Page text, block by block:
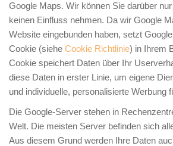
Google Maps. Wir können Sie darüber
keinen Einfluss nehmen. Da wir Google
Website eingebunden haben, setzt
Cookie (siehe Cookie Richtlinie) in Ihrem
Cookie speichert Daten über Ihr
diese Daten in erster Linie, um eigene
und individuelle, personalisierte Werbung
Die Google-Server stehen in
Welt. Die meisten Server befinden sich
Aus diesem Grund werden Ihre Daten